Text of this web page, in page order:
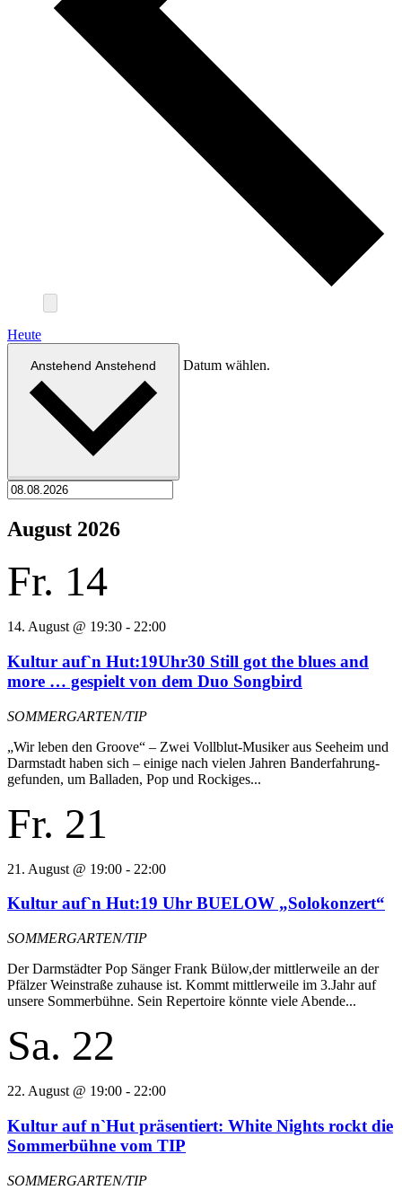
Heute
Anstehend Anstehend Datum wählen.
August 2026
Fr. 14
14. August @ 19:30 - 22:00
Kultur auf`n Hut:19Uhr30 Still got the blues and
more … gespielt von dem Duo Songbird
SOMMERGARTEN/TIP
„Wir leben den Groove“ – Zwei Vollblut-Musiker aus Seeheim und
Darmstadt haben sich – einige nach vielen Jahren Banderfahrung-
gefunden, um Balladen, Pop und Rockiges...
Fr. 21
21. August @ 19:00 - 22:00
Kultur auf`n Hut:19 Uhr BUELOW „Solokonzert“
SOMMERGARTEN/TIP
Der Darmstädter Pop Sänger Frank Bülow,der mittlerweile an der
Pfälzer Weinstraße zuhause ist. Kommt mittlerweile im 3.Jahr auf
unsere Sommerbühne. Sein Repertoire könnte viele Abende...
Sa. 22
22. August @ 19:00 - 22:00
Kultur auf n`Hut präsentiert: White Nights rockt die
Sommerbühne vom TIP
SOMMERGARTEN/TIP